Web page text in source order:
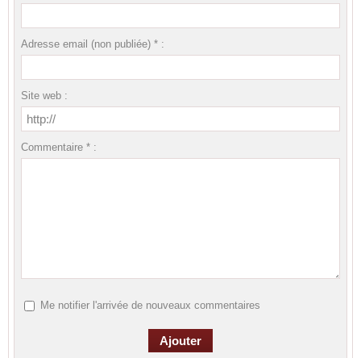
Adresse email (non publiée) * :
Site web :
Commentaire * :
Me notifier l'arrivée de nouveaux commentaires